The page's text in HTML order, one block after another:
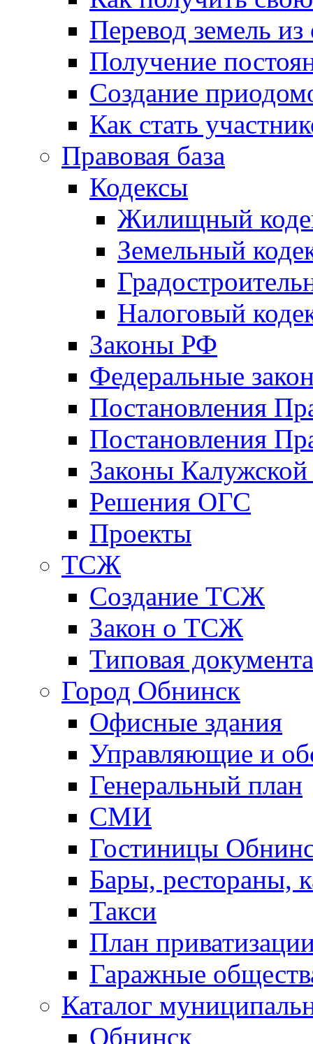
Перевод земель
Получение
Создание
Как стать
Правовая база
Кодексы
Жилищный
Земельный
Налоговый
Законы РФ
Федеральные
Постановления
Постановления
Законы Калужской
Решения ОГС
Проекты
ТСЖ
Создание ТСЖ
Закон о ТСЖ
Типовая
Город Обнинск
Офисные здания
Управляющие и
Генеральный план
СМИ
Гостиницы
Бары, рестораны,
Такси
План
Гаражные
Каталог
Обнинск